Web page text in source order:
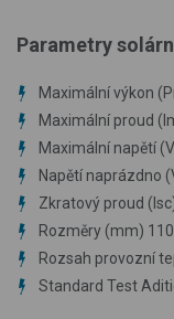
Parametry
Maximální výkon
Maximální proud
Maximální napětí
Napětí naprázdno
Zkratový proud
Rozměry (mm)
Rozsah provozní
Standard Test